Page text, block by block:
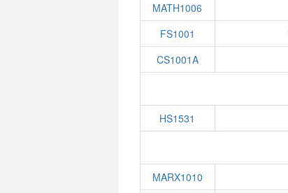
MATH1006
FS1001
CS1001A
HS1531
MARX1010